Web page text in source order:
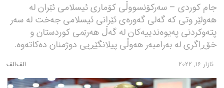
جام کوردی – سەرکۆنسووڵی کۆماری ئیسلامی ئێران لە
هەولێر وتی کە گەلی گەورەی ئێرانی ئیسلامی جەخت لە سەر
پتەوکردنی پەیوەندییەکان لە گەڵ هەرێمی کوردستان و
خۆڕاگری لە بەرامبەر هەوڵی پیلانگێڕیی دوژمنان دەکاتەوە.
ئازار 16, 2022